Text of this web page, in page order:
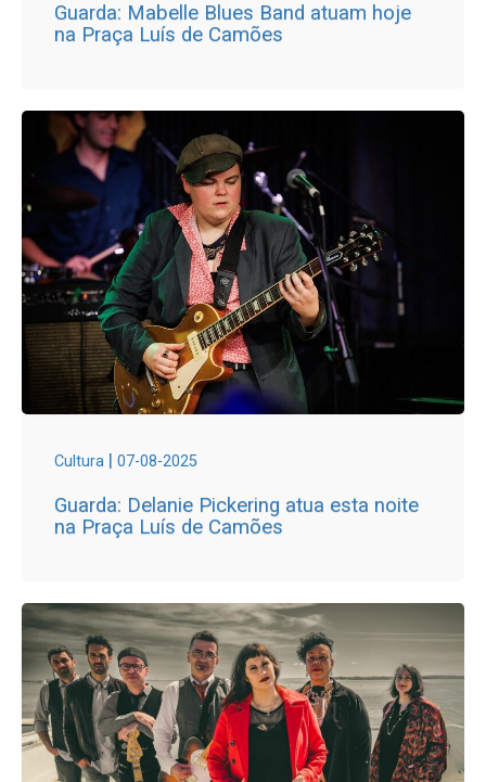
Guarda: Mabelle Blues Band atuam hoje
na Praça Luís de Camões
Cultura | 07-08-2025
Guarda: Delanie Pickering atua esta noite
na Praça Luís de Camões